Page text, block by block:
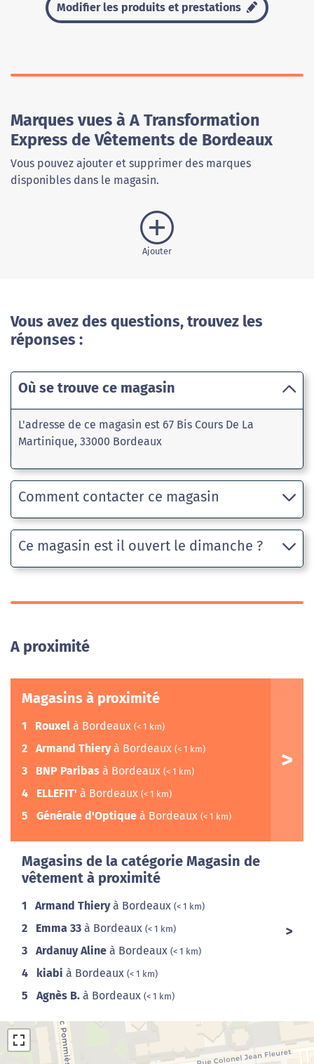
Modifier les produits et prestations
Marques vues à A Transformation
Express de Vêtements de Bordeaux
Vous pouvez ajouter et supprimer des marques
disponibles dans le magasin.
Ajouter
Vous avez des questions, trouvez les
réponses :
Où se trouve ce magasin
L'adresse de ce magasin est 67 Bis Cours De La
Martinique, 33000 Bordeaux
Comment contacter ce magasin
Ce magasin est il ouvert le dimanche ?
A proximité
Magasins à proximité
1 Rouxel à Bordeaux (< 1 km)
2 Armand Thieryà Bordeaux (< 1 km)
3 BNP Paribas à Bordeaux (< 1 km)
4 ELLEFIT' à Bordeaux (< 1 km)
5 Générale d'Optique à Bordeaux (< 1 km)
Magasins de la catégorie Magasin de
vêtement à proximité
1 Armand Thieryà Bordeaux (< 1 km)
2 Emma 33 à Bordeaux (< 1 km)
3 Ardanuy Aline à Bordeaux (< 1 km)
4 kiabi à Bordeaux (< 1 km)
5 Agnès B. à Bordeaux (< 1 km)